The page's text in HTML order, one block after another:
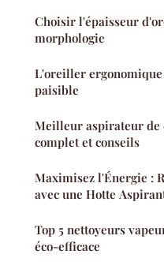
Choisir l'épaisseur
morphologie
L'oreiller
paisible
Meilleur aspirateur de
complet et conseils
Maximisez l'Énergie :
avec une Hotte
Top 5 nettoyeurs
éco-efficace